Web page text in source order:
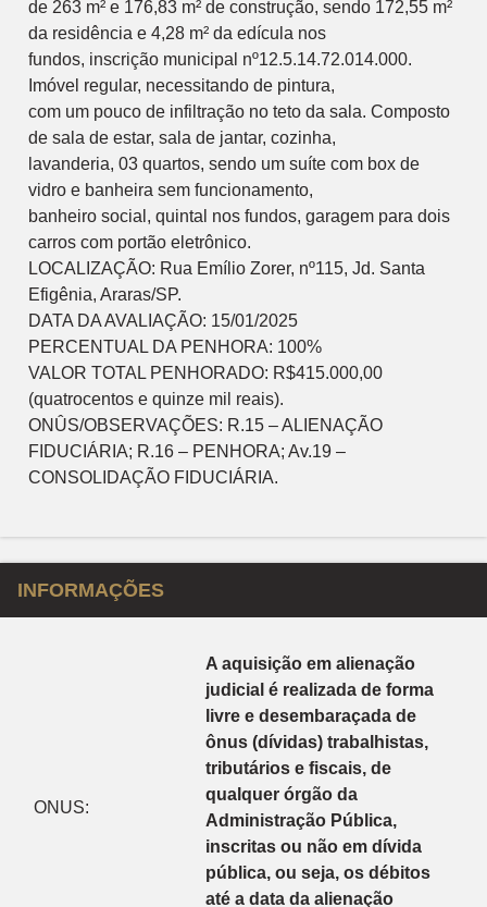
de 263 m² e 176,83 m² de construção, sendo 172,55 m²
da residência e 4,28 m² da edícula nos
fundos, inscrição municipal nº12.5.14.72.014.000.
Imóvel regular, necessitando de pintura,
com um pouco de infiltração no teto da sala. Composto
de sala de estar, sala de jantar, cozinha,
lavanderia, 03 quartos, sendo um suíte com box de
vidro e banheira sem funcionamento,
banheiro social, quintal nos fundos, garagem para dois
carros com portão eletrônico.
LOCALIZAÇÃO: Rua Emílio Zorer, nº115, Jd. Santa
Efigênia, Araras/SP.
DATA DA AVALIAÇÃO: 15/01/2025
PERCENTUAL DA PENHORA: 100%
VALOR TOTAL PENHORADO: R$415.000,00
(quatrocentos e quinze mil reais).
ONÛS/OBSERVAÇÕES: R.15 – ALIENAÇÃO
FIDUCIÁRIA; R.16 – PENHORA; Av.19 –
CONSOLIDAÇÃO FIDUCIÁRIA.
INFORMAÇÕES
ONUS:
A aquisição em alienação
judicial é realizada de forma
livre e desembaraçada de
ônus (dívidas) trabalhistas,
tributários e fiscais, de
qualquer órgão da
Administração Pública,
inscritas ou não em dívida
pública, ou seja, os débitos
até a data da alienação